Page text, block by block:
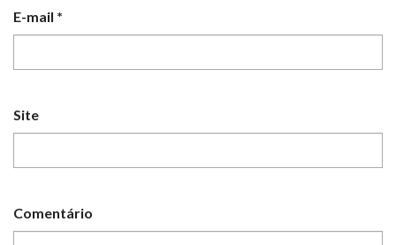
E-mail *
Site
Comentário